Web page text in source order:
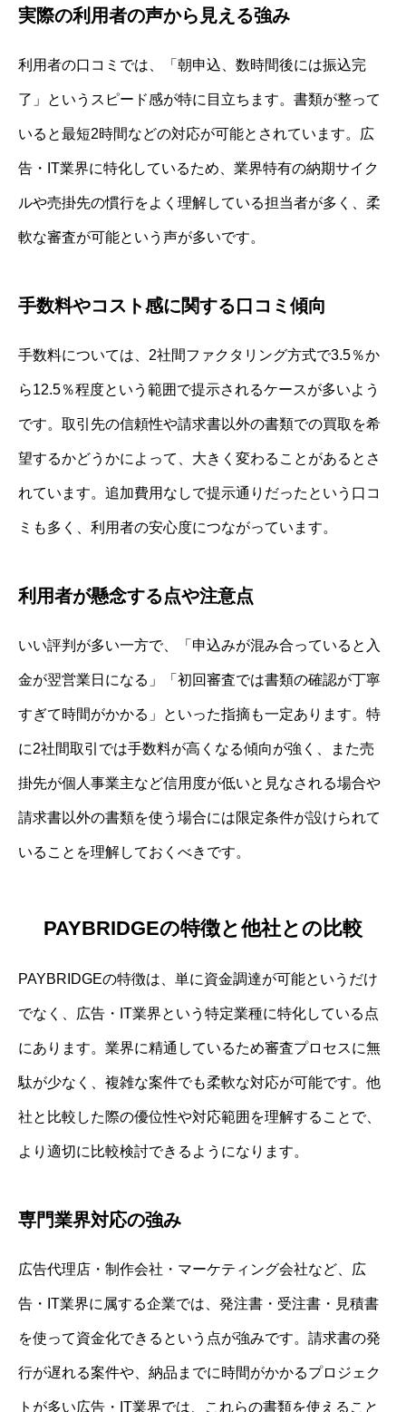
実際の利用者の声から見える強み
利用者の口コミでは、「朝申込、数時間後には振込完
了」というスピード感が特に目立ちます。書類が整って
いると最短2時間などの対応が可能とされています。広
告・IT業界に特化しているため、業界特有の納期サイク
ルや売掛先の慣行をよく理解している担当者が多く、柔
軟な審査が可能という声が多いです。
手数料やコスト感に関する口コミ傾向
手数料については、2社間ファクタリング方式で3.5％か
ら12.5％程度という範囲で提示されるケースが多いよう
です。取引先の信頼性や請求書以外の書類での買取を希
望するかどうかによって、大きく変わることがあるとさ
れています。追加費用なしで提示通りだったという口コ
ミも多く、利用者の安心度につながっています。
利用者が懸念する点や注意点
いい評判が多い一方で、「申込みが混み合っていると入
金が翌営業日になる」「初回審査では書類の確認が丁寧
すぎて時間がかかる」といった指摘も一定あります。特
に2社間取引では手数料が高くなる傾向が強く、また売
掛先が個人事業主など信用度が低いと見なされる場合や
請求書以外の書類を使う場合には限定条件が設けられて
いることを理解しておくべきです。
PAYBRIDGEの特徴と他社との比較
PAYBRIDGEの特徴は、単に資金調達が可能というだけ
でなく、広告・IT業界という特定業種に特化している点
にあります。業界に精通しているため審査プロセスに無
駄が少なく、複雑な案件でも柔軟な対応が可能です。他
社と比較した際の優位性や対応範囲を理解することで、
より適切に比較検討できるようになります。
専門業界対応の強み
広告代理店・制作会社・マーケティング会社など、広
告・IT業界に属する企業では、発注書・受注書・見積書
を使って資金化できるという点が強みです。請求書の発
行が遅れる案件や、納品までに時間がかかるプロジェク
トが多い広告・IT業界では、これらの書類を使えること